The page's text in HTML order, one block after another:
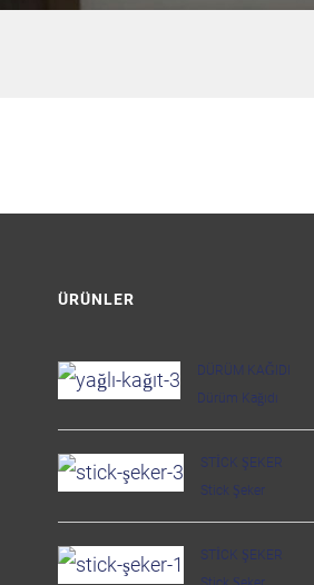
ÜRÜNLER
DÜRÜM KAĞIDI
Dürüm Kağıdı
STICK ŞEKER
Stick Şeker
STICK ŞEKER